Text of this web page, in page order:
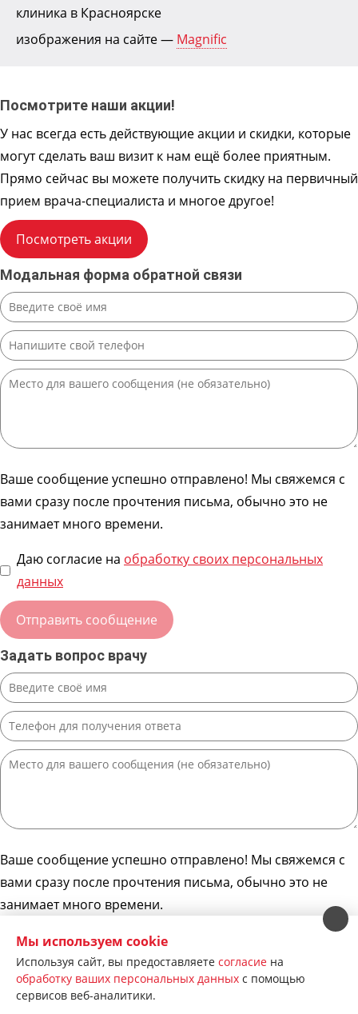
клиника в Красноярске
изображения на сайте — Magnific
Мы используем cookie
Используя сайт, вы предоставляете согласие на
обработку ваших персональных данных с помощью
сервисов веб-аналитики.
Посмотрите наши акции!
У нас всегда есть действующие акции и скидки, которые
могут сделать ваш визит к нам ещё более приятным.
Прямо сейчас вы можете получить скидку на первичный
прием врача-специалиста и многое другое!
Посмотреть акции
Модальная форма обратной связи
Ваше сообщение успешно отправлено! Мы свяжемся с
вами сразу после прочтения письма, обычно это не
занимает много времени.
Даю согласие на обработку своих персональных
данных
Задать вопрос врачу
Ваше сообщение успешно отправлено! Мы свяжемся с
вами сразу после прочтения письма, обычно это не
занимает много времени.
Даю согласие на обработку своих персональных
данных